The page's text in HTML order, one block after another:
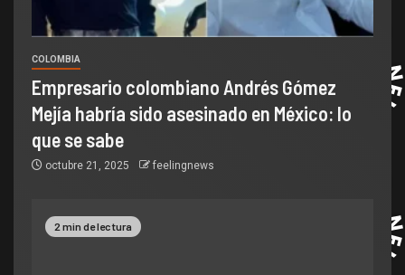
COLOMBIA
Empresario colombiano Andrés Gómez
Mejía habría sido asesinado en México: lo
que se sabe
octubre 21, 2025 feelingnews
2 min de lectura